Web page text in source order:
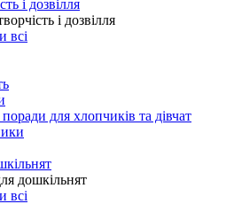
і дозвілля
і дозвілля
всі
для хлопчиків та дівчат
дошкільнят
всі